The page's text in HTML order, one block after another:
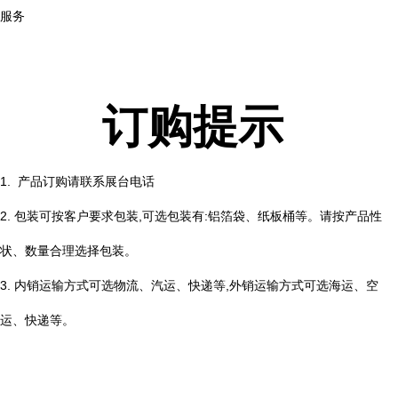
服务
订购提示
1. 产品订购请联系展台电话
2. 包装可按客户要求包装,可选包装有:铝箔袋、纸板桶等。请按产品性
状、数量合理选择包装。
3. 内销运输方式可选物流、汽运、快递等,外销运输方式可选海运、空
运、快递等。